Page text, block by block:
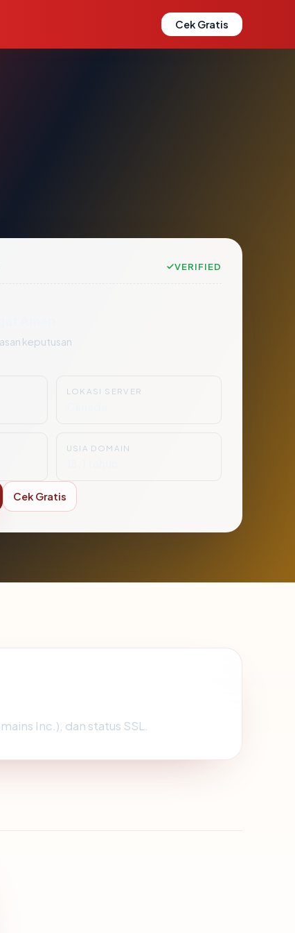
Cek Gratis
VERIFIED
keputusan
LOKASI SERVER
USIA DOMAIN
Cek Gratis
Inc.), dan status SSL.